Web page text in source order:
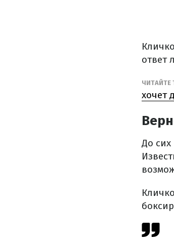
ответ
ЧИТАЙТЕ
хочет
До